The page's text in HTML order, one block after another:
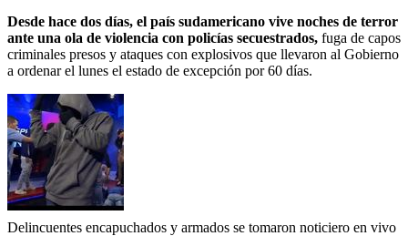
Desde hace dos días, el país sudamericano vive noches de terror
ante una ola de violencia con policías secuestrados, fuga de capos
criminales presos y ataques con explosivos que llevaron al Gobierno
a ordenar el lunes el estado de excepción por 60 días.
Delincuentes encapuchados y armados se tomaron noticiero en vivo